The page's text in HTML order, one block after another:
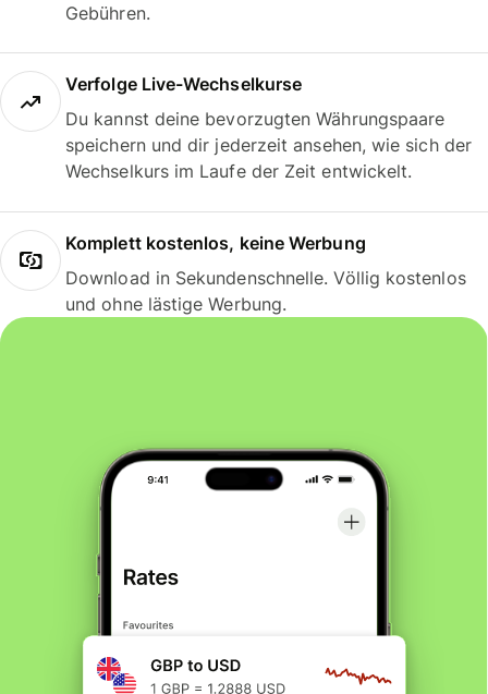
Gebühren.
Verfolge Live-Wechselkurse
Du kannst deine bevorzugten Währungspaare
speichern und dir jederzeit ansehen, wie sich der
Wechselkurs im Laufe der Zeit entwickelt.
Komplett kostenlos, keine Werbung
Download in Sekundenschnelle. Völlig kostenlos
und ohne lästige Werbung.